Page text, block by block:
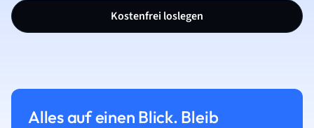
Kostenfrei loslegen
Alles auf einen Blick. Bleib